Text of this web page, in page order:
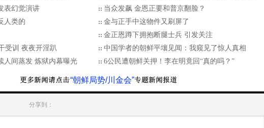
表幻觉演讲
当众发飙 金恩正要和普京翻脸？
人类的
金与正手中这物件又刷屏了
金正恩蹲下拥抱断腿士兵 引发关注
受训 夜夜开淫趴
中国学者的朝鲜平壤见闻：我窥见了惊人真相
人间蒸发 炼狱内幕曝光
6公民遭朝鲜关押！李在明竟回“真的吗？”
“朝鲜局势/川金会”
分享到：